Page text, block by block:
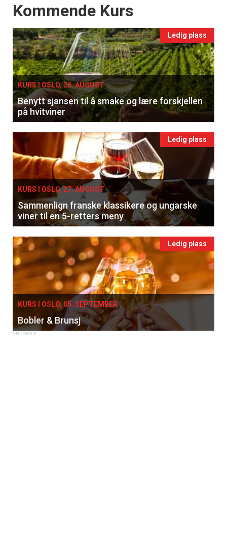
Events
Kommende Kurs
Ledig plass
KURS I OSLO, 26. AUGUST
Benytt sjansen til å smake og lære forskjellen
på hvitviner
Ledig plass
KURS I OSLO, 27. AUGUST
Sammenlign franske klassikere og ungarske
viner til en 5-retters meny
Ledig plass
KURS I OSLO, 05. SEPTEMBER
Bobler & Brunsj